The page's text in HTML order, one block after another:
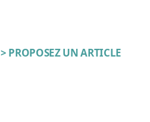
> PROPOSEZ UN ARTICLE